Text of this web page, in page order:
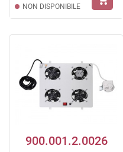
NON DISPONIBILE
900.001.2.0026